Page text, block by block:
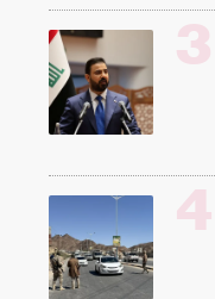
3
4